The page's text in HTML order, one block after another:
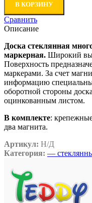
В КОРЗИНУ
Сравнить
Описание
Доска стеклянная
маркерная. Широкий
Поверхность
маркерами. За счет
информацию
оборотной стороны
оцинкованным листом.
В комплекте:
два магнита.
Артикул: Н/Д
Категория: —